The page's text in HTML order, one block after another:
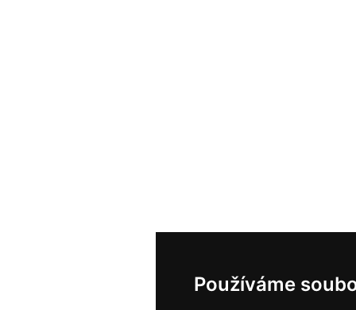
Používáme